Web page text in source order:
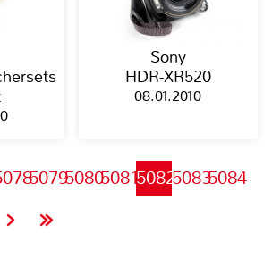
Sony
HDR-XR520
08.01.2010
507950805081508250835084